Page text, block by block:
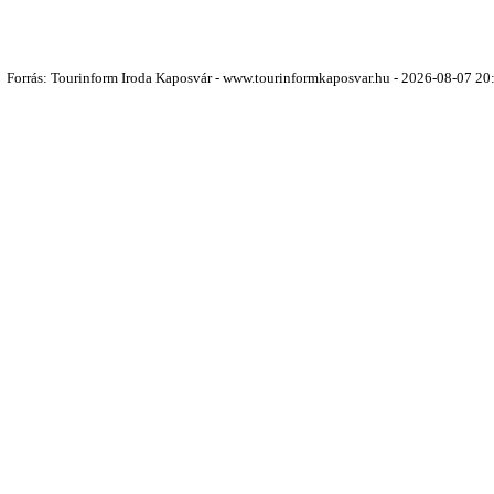
Forrás: Tourinform Iroda Kaposvár - www.tourinformkaposvar.hu - 2026-08-07